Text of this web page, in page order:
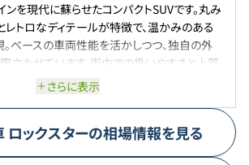
ンを現代に蘇らせたコンパクトSUVです。丸み
レトロなディテールが特徴で、温かみのある
。ベースの車両性能を活かしつつ、独自の外
立たせています。街中での扱いやすさと上質
、日常から特別なシーンまで幅広く対応可能
さらに表示
ロックスターの相場情報を見る